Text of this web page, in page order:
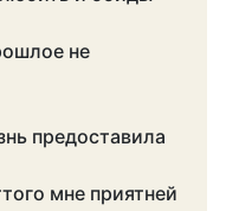
не
предоставила
мне приятней